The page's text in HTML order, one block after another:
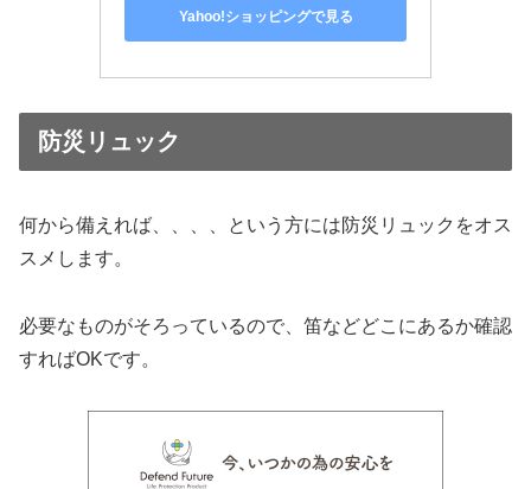
Yahoo!ショッピングで見る
防災リュック
何から備えれば、、、、という方には防災リュックをオス
スメします。
必要なものがそろっているので、笛などどこにあるか確認
すればOKです。